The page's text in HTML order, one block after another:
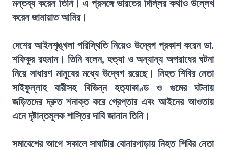
মন্তব্য করেন তিনি। এ প্রসঙ্গে ভারতের দিল্লির কথাও উল্লেখ
করেন জামায়াত আমির।
দেশের আইনশৃঙ্খলা পরিস্থিতি নিয়েও উদ্বেগ প্রকাশ করেন ডা.
শফিকুর রহমান। তিনি বলেন, হত্যা ও অন্যান্য অপরাধের ঘটনা
নিয়ে সাধারণ মানুষের মধ্যে উদ্বেগ রয়েছে। নিহত শিবির নেতা
সাইফুল্লাহ বারীসহ বিভিন্ন হত্যাকাণ্ড ও গুমের ঘটনায়
জড়িতদের দ্রুত শনাক্ত করে গ্রেপ্তার এবং আইনের আওতায়
এনে দৃষ্টান্তমূলক শাস্তির দাবি জানান তিনি।
সমাবেশের আগে সকালে সাঘাটার বোনারপাড়ায় নিহত শিবির নেতা